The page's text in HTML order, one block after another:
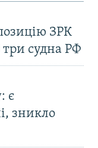
ЗРК
судна РФ
є
зникло